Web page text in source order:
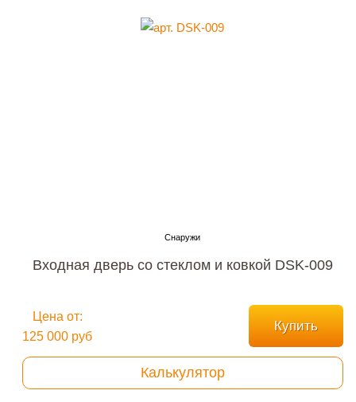
Входная дверь со стеклом и ковкой DSK-009
Цена от:
125 000 руб
Купить
Калькулятор